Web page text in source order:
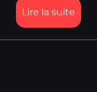
Lire la suite